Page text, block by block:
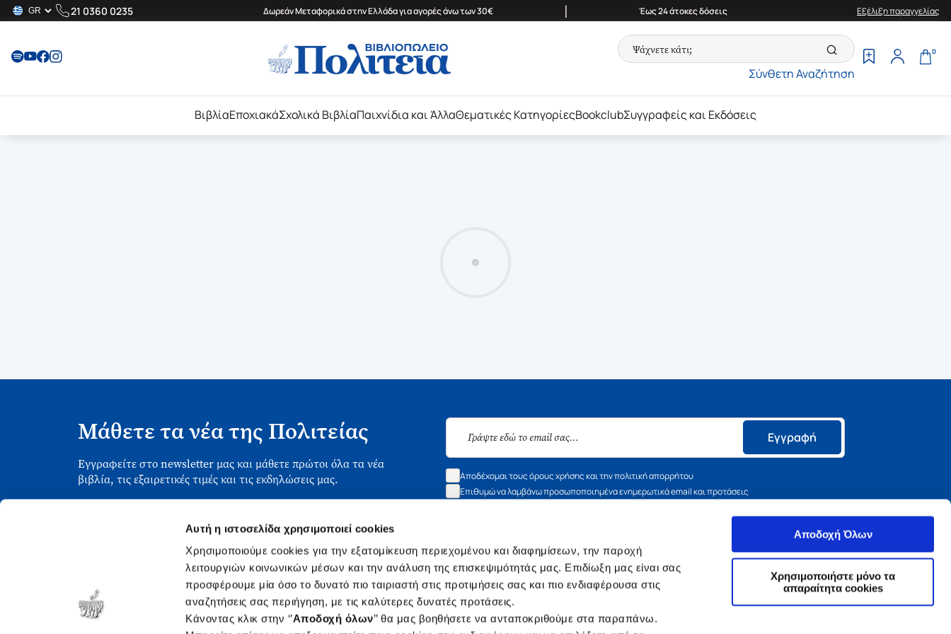
Αυτή η ιστοσελίδα χρησιμοποιεί cookies
Χρησιμοποιούμε cookies για την εξατομίκευση περιεχομένου και διαφημίσεων, την παροχή
λειτουργιών κοινωνικών μέσων και την ανάλυση της επισκεψιμότητάς μας. Επιδίωξη μας είναι σας
προσφέρουμε μία όσο το δυνατό πιο ταιριαστή στις προτιμήσεις σας και πιο ενδιαφέρουσα στις
αναζητήσεις σας περιήγηση, με τις καλύτερες δυνατές προτάσεις.
Κάνοντας κλικ στην ‘’Αποδοχή όλων’’ θα μας βοηθήσετε να ανταποκριθούμε στα παραπάνω.
Αποδοχή Όλων
Χρησιμοποιήστε μόνο τα
απαραίτητα cookies
21 0360 0235 Δωρεάν Μεταφορικά στην Ελλάδα για αγορές άνω των 30€ | Έως 24 άτοκες δόσεις Εξέλιξη παραγγελίας
Σύνθετη Αναζήτηση
0
ΒιβλίαΕποχιακάΣχολικά ΒιβλίαΠαιχνίδια και ΆλλαΘεματικές ΚατηγορίεςBookclubΣυγγραφείς και Εκδόσεις
Μάθετε τα νέα της Πολιτείας
Εγγραφείτε στο newsletter μας και μάθετε πρώτοι όλα τα νέα
βιβλία, τις εξαιρετικές τιμές και τις εκδηλώσεις μας.
Εγγραφή
Αποδέχομαι τους όρους χρήσης και την πολιτική απορρήτου
Επιθυμώ να λαμβάνω προσωποποιημένα ενημερωτικά email και προτάσεις
Ασκληπιού 1-3, Αθήνα 106 79
Δευτέρα - Παρασκευή 09:00-21:00
Χρήσιμοι Σύνδεσμοι
Σχετικά με εμάς
Θέσεις Εργασίας
Εξυπηρέτηση Πελατών
Επικοινωνία
ΑΚΟΛΟΥΘΗΣΤΕ ΜΑΣ